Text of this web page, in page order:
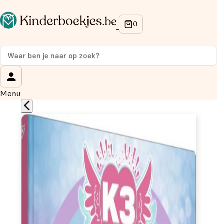
Menu
Op de hoogte blijven van onze acties?
Meld je aan voor onze nieuwsbrief en ontvang
eerste aankoop!
Wat is je voornaam?
Wat is je e-mailadres?
We gebruiken je gegevens om contact op te nemen, in
overeenstemming met ons privacybeleid.